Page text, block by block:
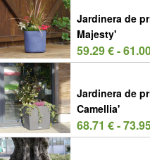
Jardinera de
Majesty'
59.29 € -
Jardinera de
Camellia'
68.71 € -